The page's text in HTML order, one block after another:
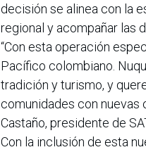
decisión se alinea con la
regional y acompañar las
“Con esta operación
Pacífico colombiano.
tradición y turismo, y
comunidades con nuevas
Castaño, presidente de
Con la inclusión de esta